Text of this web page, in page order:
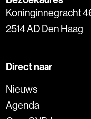
Koninginnegracht
2514 AD Den Haag
Direct naar
Nieuws
Agenda